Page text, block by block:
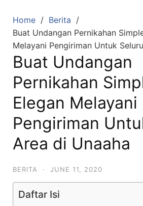
Home
Berita
Buat Undangan Pernikahan
Melayani Pengiriman Untuk
Buat Undangan
Pernikahan
Elegan Melayani
Pengiriman
Area di Unaaha
BERITA · JUNE 11, 2020
Daftar Isi